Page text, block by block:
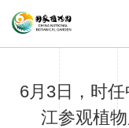
6月3日，时
江参观植物